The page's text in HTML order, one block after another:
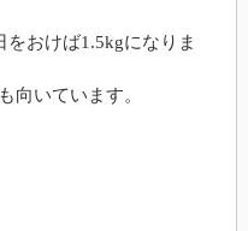
をおけば1.5kgになりま
向いています。